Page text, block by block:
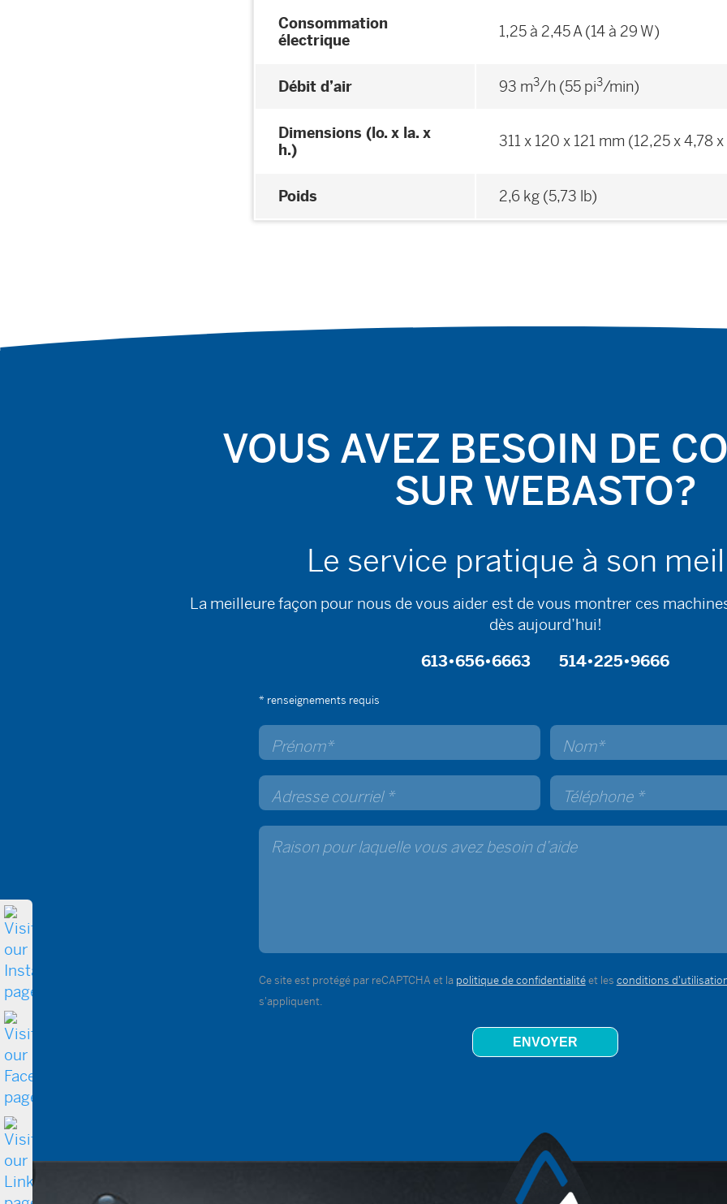
Consommation
électrique
1,25 à 2,45 A (14 à 29 W)
Débit d’air 93 m3/h (55 pi3/min)
Dimensions (lo. x la. x
h.)
311 x 120 x 121 mm (12,25 x 4,78
Poids 2,6 kg (5,73 lb)
VOUS AVEZ BESOIN DE
SUR WEBASTO?
Le service pratique à son
La meilleure façon pour nous de vous aider est de vous montrer ces
dès aujourd’hui!
613•656•6663 514•225•9666
* renseignements requis
Ce site est protégé par reCAPTCHA et la politique de confidentialitéet les conditions
s'appliquent.